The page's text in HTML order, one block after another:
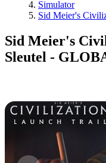
Simulator
Sid Meier's
Sid Meier's
Sleutel -